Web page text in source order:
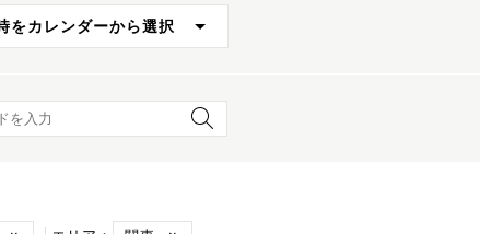
をカレンダーから選択
検索